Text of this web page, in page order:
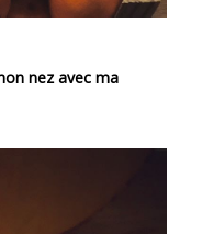
nez avec ma